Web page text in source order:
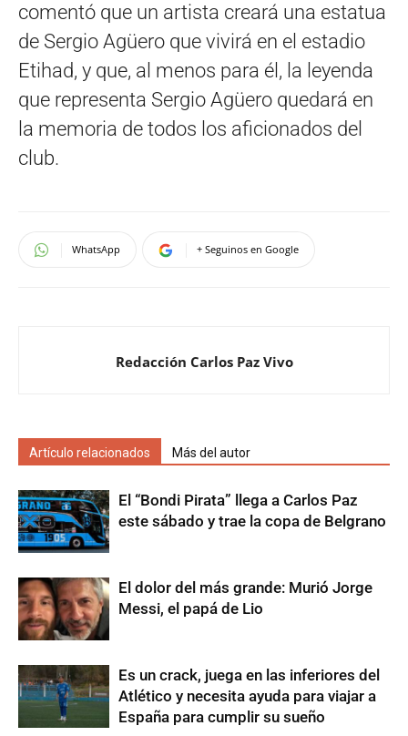
comentó que un artista creará una estatua
de Sergio Agüero que vivirá en el estadio
Etihad, y que, al menos para él, la leyenda
que representa Sergio Agüero quedará en
la memoria de todos los aficionados del
club.
WhatsApp + Seguinos en Google
Redacción Carlos Paz Vivo
Artículo relacionados Más del autor
El “Bondi Pirata” llega a Carlos Paz
este sábado y trae la copa de Belgrano
El dolor del más grande: Murió Jorge
Messi, el papá de Lio
Es un crack, juega en las inferiores del
Atlético y necesita ayuda para viajar a
España para cumplir su sueño